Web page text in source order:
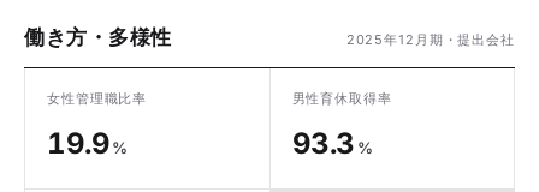
働き方・多様性 2025年12月期・提出会社
女性管理職比率
19.9%
男性育休取得率
93.3 %